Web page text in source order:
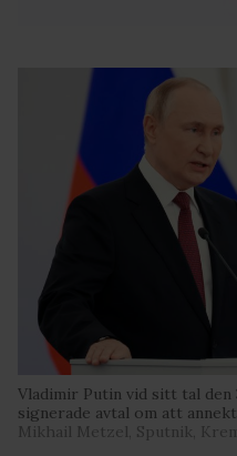
Vladimir Putin vid sitt tal den
signerade avtal om att
Mikhail Metzel, Sputnik,